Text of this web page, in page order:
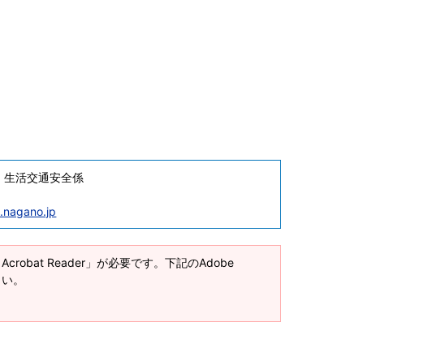
活交通安全係
Reader」が必要です。下記のAdobe
。